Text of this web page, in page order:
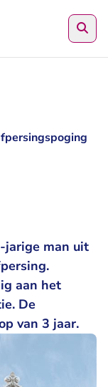
jarige man uit
aan het
De
van 3 jaar.